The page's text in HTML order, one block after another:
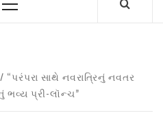
Primary
“પરંપરા સાથે નવરાત્રિનું નવતર
ભવ્ય પ્રી-લૉન્ચ”